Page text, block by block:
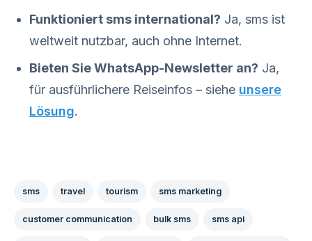
Funktioniert sms international? Ja, sms ist
weltweit nutzbar, auch ohne Internet.
Bieten Sie WhatsApp-Newsletter an? Ja,
für ausführlichere Reiseinfos – siehe unsere
Lösung.
sms travel tourism sms marketing
customer communication bulk sms sms api